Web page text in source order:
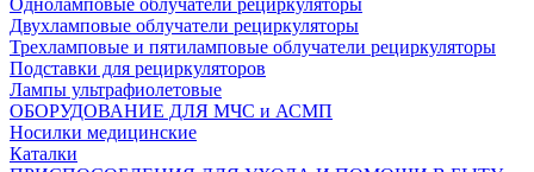
Одноламповые облучатели рециркуляторы
Двухламповые облучатели рециркуляторы
Трехламповые и пятиламповые облучатели рециркуляторы
Подставки для рециркуляторов
Лампы ультрафиолетовые
ОБОРУДОВАНИЕ ДЛЯ МЧС и АСМП
Носилки медицинские
Каталки